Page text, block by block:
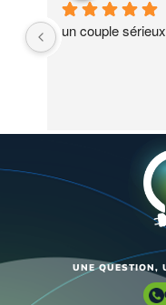
un couple
UNE QUESTION,